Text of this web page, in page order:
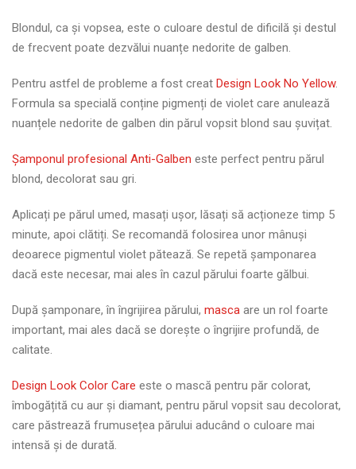
Blondul, ca și vopsea, este o culoare destul de dificilă și destul
de frecvent poate dezvălui nuanțe nedorite de galben.
Pentru astfel de probleme a fost creat Design Look No Yellow.
Formula sa specială conține pigmenți de violet care anulează
nuanțele nedorite de galben din părul vopsit blond sau șuvițat.
Șamponul profesional Anti-Galben este perfect pentru părul
blond, decolorat sau gri.
Aplicați pe părul umed, masați ușor, lăsați să acționeze timp 5
minute, apoi clătiți. Se recomandă folosirea unor mânuși
deoarece pigmentul violet pătează. Se repetă șamponarea
dacă este necesar, mai ales în cazul părului foarte gălbui.
După șamponare, în îngrijirea părului, masca are un rol foarte
important, mai ales dacă se dorește o îngrijire profundă, de
calitate.
Design Look Color Care este o mască pentru păr colorat,
îmbogățită cu aur și diamant, pentru părul vopsit sau decolorat,
care păstrează frumusețea părului aducând o culoare mai
intensă și de durată.